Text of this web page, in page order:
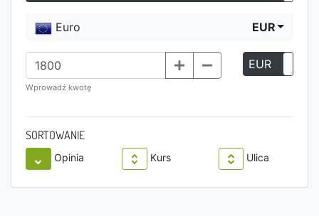
Euro EUR
Wprowadź kwotę
EUR
SORTOWANIE
Opinia Kurs Ulica